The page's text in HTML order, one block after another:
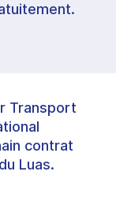
Transport
contrat
Luas.